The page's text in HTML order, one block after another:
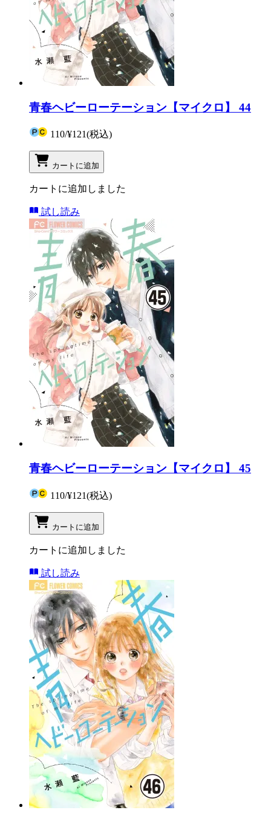
青春ヘビーローテーション【マイクロ】 44
110/¥121(税込)
カートに追加
カートに追加しました
試し読み
青春ヘビーローテーション【マイクロ】 45
110/¥121(税込)
カートに追加
カートに追加しました
試し読み